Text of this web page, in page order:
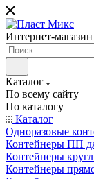
Интернет-магазин
Каталог
По всему сайту
По каталогу
Каталог
Одноразовые
Контейнеры ПП
Контейнеры
Контейнеры